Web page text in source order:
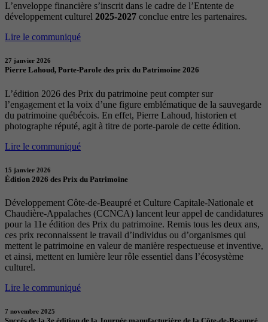
L’enveloppe financière s’inscrit dans le cadre de l’Entente de
développement culturel 2025-2027 conclue entre les partenaires.
Lire le communiqué
27 janvier 2026
Pierre Lahoud, Porte-Parole des prix du Patrimoine 2026
L’édition 2026 des Prix du patrimoine peut compter sur
l’engagement et la voix d’une figure emblématique de la sauvegarde
du patrimoine québécois. En effet, Pierre Lahoud, historien et
photographe réputé, agit à titre de porte-parole de cette édition.
Lire le communiqué
15 janvier 2026
Édition 2026 des Prix du Patrimoine
Développement Côte-de-Beaupré et Culture Capitale-Nationale et
Chaudière-Appalaches (CCNCA) lancent leur appel de candidatures
pour la 11e édition des Prix du patrimoine. Remis tous les deux ans,
ces prix reconnaissent le travail d’individus ou d’organismes qui
mettent le patrimoine en valeur de manière respectueuse et inventive,
et ainsi, mettent en lumière leur rôle essentiel dans l’écosystème
culturel.
Lire le communiqué
7 novembre 2025